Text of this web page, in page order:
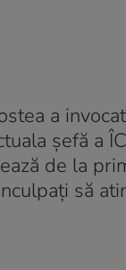
a
șefă a
de la
să